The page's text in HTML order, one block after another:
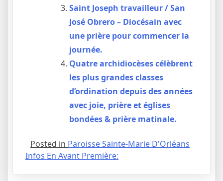
Saint Joseph travailleur / San
José Obrero – Diocésain avec
une prière pour commencer la
journée.
Quatre archidiocèses célèbrent
les plus grandes classes
d’ordination depuis des années
avec joie, prière et églises
bondées & prière matinale.
Posted in Paroisse Sainte-Marie D'Orléans
Infos En Avant Première: